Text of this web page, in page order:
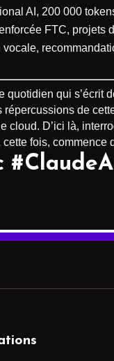
AI, 200 000
FTC, projets
quotidien qui
de
cloud. D’ici là,
fois, commence